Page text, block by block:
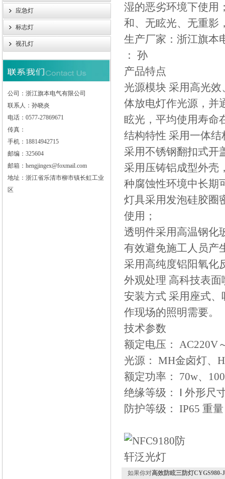
应急灯
标志灯
视孔灯
公司：浙江旗本电气有限公司
联系人：孙晓炎
电话：0577-27869671
传真：
手机：18814942715
邮编：325604
邮箱：hengjingex@foxmail.com
地址：浙江省乐清市柳市镇长虹工业
区
湿的恶劣环境下使用
和、无眩光、无重影
生产厂家：浙江旗本
： 孙
产品特点
光源模块 采用高光
体放电灯作光源，并
眩光，平均使用寿命
结构特性 采用一体
采用不锈钢翻扣式开
采用压铸铝成型外壳
种腐蚀性环境中长期
灯具采用发泡硅胶圈
使用；
透明件采用高温钢化
有效避免施工人员产
采用高纯度铝阳氧化
外观处理 高科技表
安装方式 采用座式
作现场的照明需要。
技术参数
额定电压： AC220V
光源： MH金卤灯、
额定功率： 70w、
绝缘等级： Ⅰ 外形尺
防护等级： IP65 重
如果你对高效防眩三防灯CYGS980-